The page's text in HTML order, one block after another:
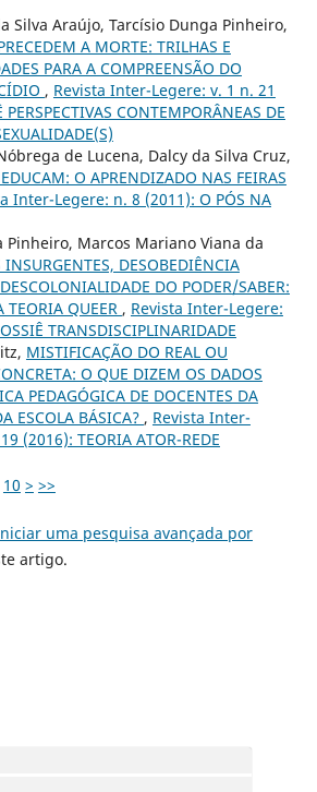
Silva Araújo, Tarcísio Dunga Pinheiro,
A MORTE: TRILHAS E
PARA A COMPREENSÃO DO
, Revista Inter-Legere: v. 1 n. 21
CONTEMPORÂNEAS DE
de Lucena, Dalcy da Silva Cruz,
O APRENDIZADO NAS FEIRAS
Inter-Legere: n. 8 (2011): O PÓS NA
Pinheiro, Marcos Mariano Viana da
INSURGENTES, DESOBEDIÊNCIA
DO PODER/SABER:
TEORIA QUEER , Revista Inter-Legere:
TRANSDISCIPLINARIDADE
MISTIFICAÇÃO DO REAL OU
O QUE DIZEM OS DADOS
PEDAGÓGICA DE DOCENTES DA
ESCOLA BÁSICA? , Revista Inter-
(2016): TEORIA ATOR-REDE
10 > >>
uma pesquisa avançada por
artigo.